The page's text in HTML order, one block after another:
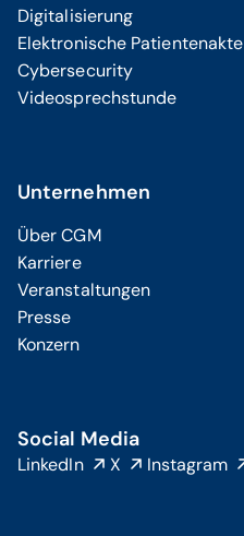
Digitalisierung
Elektronische Patientenakte
Cybersecurity
Videosprechstunde
Unternehmen
Über CGM
Karriere
Veranstaltungen
Presse
Konzern
Social Media
LinkedIn X Instagram